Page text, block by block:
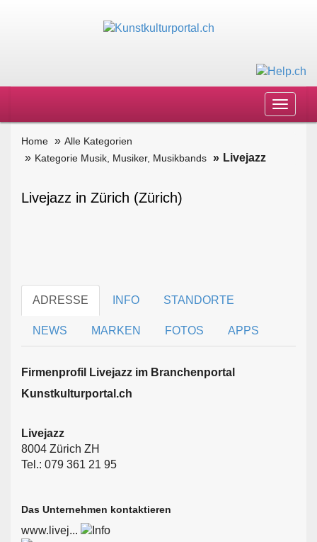
Toggle
Home
Alle Kategorien
Kategorie Musik, Musiker, Musikbands
Livejazz
Livejazz in Zürich (Zürich)
ADRESSE INFO STANDORTE
NEWS MARKEN FOTOS APPS
Firmen­profil Livejazz im Branchen­portal
Kunstkulturportal.ch
Livejazz
8004 Zürich ZH
Tel.: 079 361 21 95
Das Unternehmen kontaktieren
www.livej...